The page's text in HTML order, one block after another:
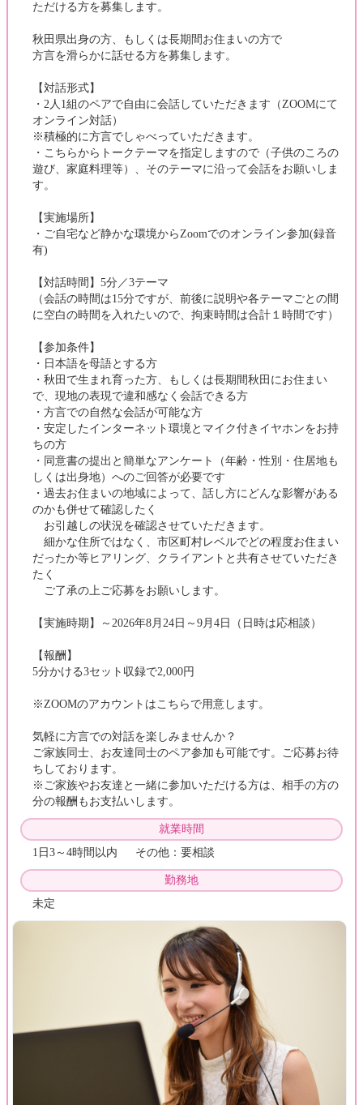
ただける方を募集します。
秋田県出身の方、もしくは長期間お住まいの方で
方言を滑らかに話せる方を募集します。
【対話形式】
・2人1組のペアで自由に会話していただきます（ZOOMにて
オンライン対話）
※積極的に方言でしゃべっていただきます。
・こちらからトークテーマを指定しますので（子供のころの
遊び、家庭料理等）、そのテーマに沿って会話をお願いしま
す。
【実施場所】
・ご自宅など静かな環境からZoomでのオンライン参加(録音
有)
【対話時間】5分／3テーマ
（会話の時間は15分ですが、前後に説明や各テーマごとの間
に空白の時間を入れたいので、拘束時間は合計１時間です）
【参加条件】
・日本語を母語とする方
・秋田で生まれ育った方、もしくは長期間秋田にお住まい
で、現地の表現で違和感なく会話できる方
・方言での自然な会話が可能な方
・安定したインターネット環境とマイク付きイヤホンをお持
ちの方
・同意書の提出と簡単なアンケート（年齢・性別・住居地も
しくは出身地）へのご回答が必要です
・過去お住まいの地域によって、話し方にどんな影響がある
のかも併せて確認したく
お引越しの状況を確認させていただきます。
細かな住所ではなく、市区町村レベルでどの程度お住まい
だったか等ヒアリング、クライアントと共有させていただき
たく
ご了承の上ご応募をお願いします。
【実施時期】～2026年8月24日～9月4日（日時は応相談）
【報酬】
5分かける3セット収録で2,000円
※ZOOMのアカウントはこちらで用意します。
気軽に方言での対話を楽しみませんか？
ご家族同士、お友達同士のペア参加も可能です。ご応募お待
ちしております。
※ご家族やお友達と一緒に参加いただける方は、相手の方の
分の報酬もお支払いします。
就業時間
1日3～4時間以内 その他：要相談
勤務地
未定